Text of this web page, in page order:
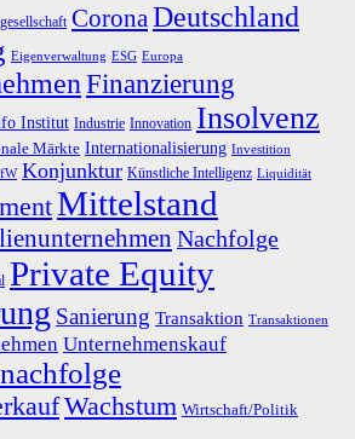
CoronaDeutschland
Eigenverwaltung ESG Europa
Finanzierung
Institut Industrie Innovation Insolvenz
Märkte Internationalisierung Investition
Konjunktur Künstliche Intelligenz Liquidität
Mittelstand
Nachfolge
Private Equity
Sanierung Transaktion Transaktionen
Unternehmenskauf
Wachstum Wirtschaft/Politik